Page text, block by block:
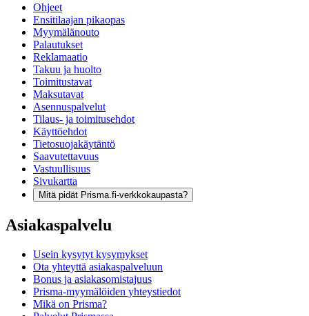
Ohjeet
Ensitilaajan pikaopas
Myymälänouto
Palautukset
Reklamaatio
Takuu ja huolto
Toimitustavat
Maksutavat
Asennuspalvelut
Tilaus- ja toimitusehdot
Käyttöehdot
Tietosuojakäytäntö
Saavutettavuus
Vastuullisuus
Sivukartta
Mitä pidät Prisma.fi-verkkokaupasta?
Asiakaspalvelu
Usein kysytyt kysymykset
Ota yhteyttä asiakaspalveluun
Bonus ja asiakasomistajuus
Prisma-myymälöiden yhteystiedot
Mikä on Prisma?